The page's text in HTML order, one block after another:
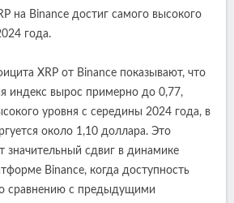
на Binance достиг самого высокого
года.
XRP от Binance показывают, что
индекс вырос примерно до 0,77,
уровня с середины 2024 года, в
около 1,10 доллара. Это
значительный сдвиг в динамике
Binance, когда доступность
сравнению с предыдущими